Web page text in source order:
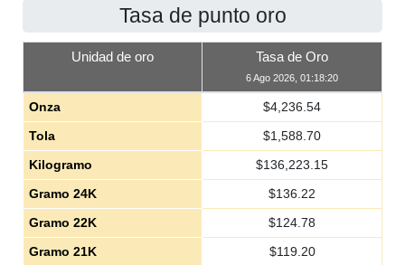
Tasa de punto oro
Unidad de oro Tasa de Oro
6 Ago 2026, 01:18:20
Onza $4,236.54
Tola
$1,588.70
Kilogramo
$136,223.15
Gramo 24K
$136.22
Gramo 22K
$124.78
Gramo 21K
$119.20